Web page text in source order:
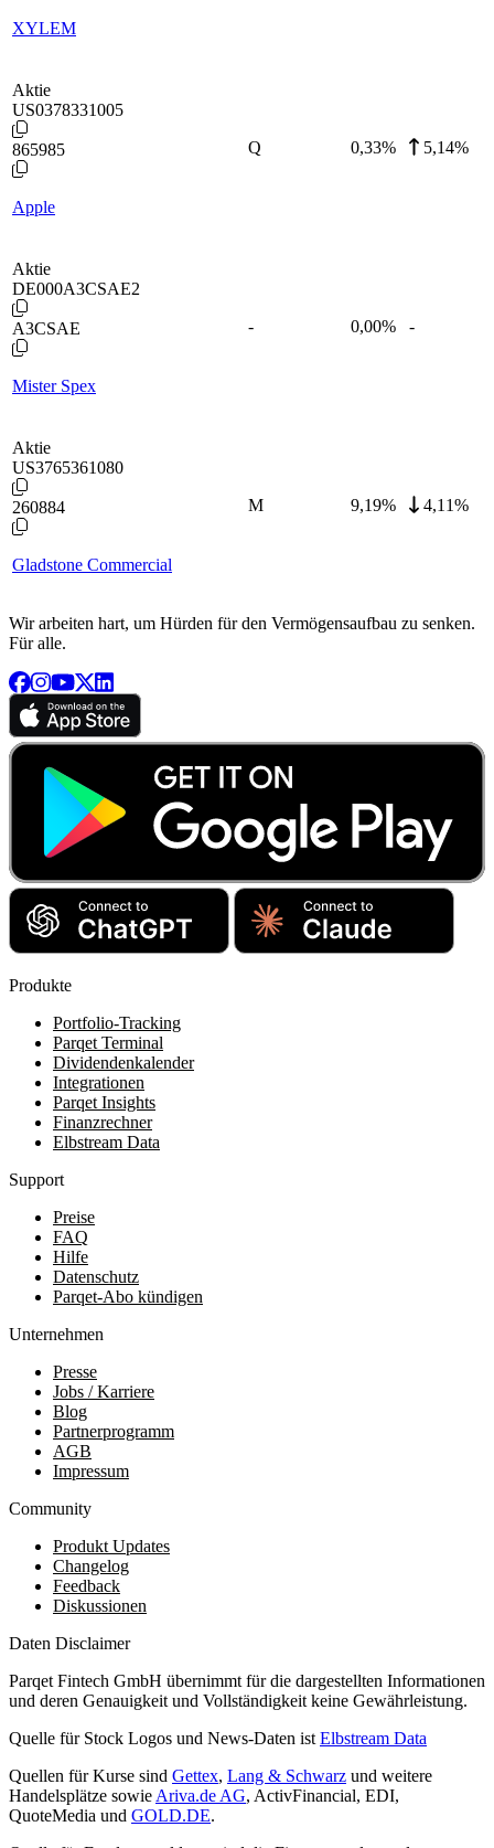
XYLEM
Aktie
US0378331005
865985
Apple
Q 0,33% 5,14%
Aktie
DE000A3CSAE2
A3CSAE
Mister Spex
- 0,00% -
Aktie
US3765361080
260884
Gladstone Commercial
M 9,19% 4,11%
Wir arbeiten hart, um Hürden für den Vermögensaufbau zu senken.
Für alle.
Produkte
Portfolio-Tracking
Parqet Terminal
Dividendenkalender
Integrationen
Parqet Insights
Finanzrechner
Elbstream Data
Support
Preise
FAQ
Hilfe
Datenschutz
Parqet-Abo kündigen
Unternehmen
Presse
Jobs / Karriere
Blog
Partnerprogramm
AGB
Impressum
Community
Produkt Updates
Changelog
Feedback
Diskussionen
Daten Disclaimer
Parqet Fintech GmbH übernimmt für die dargestellten Informationen
und deren Genauigkeit und Vollständigkeit keine Gewährleistung.
Quelle für Stock Logos und News-Daten ist Elbstream Data
Quellen für Kurse sind Gettex, Lang & Schwarz und weitere
Handelsplätze sowie Ariva.de AG, ActivFinancial, EDI,
QuoteMedia und GOLD.DE.